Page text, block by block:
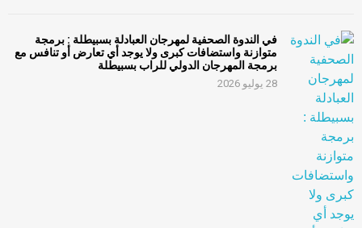
في الندوة الصحفية لمهرجان العبادلة بسبيطلة : برمجة
متوازنة واستضافات كبرى ولا يوجد أي تعارض أو تنافس مع
برمجة المهرجان الدولي للراب بسبيطلة
28 يوليو 2026